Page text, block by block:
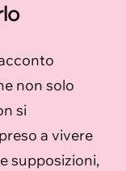
non solo
si
a vivere
supposizioni,